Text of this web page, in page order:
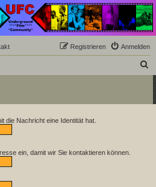
deutschsprachiges Filmforum und ein Paradies
des Mainstreams.
Anmelden
Registrieren
die Nachricht eine Identität hat.
ein, damit wir Sie kontaktieren können.